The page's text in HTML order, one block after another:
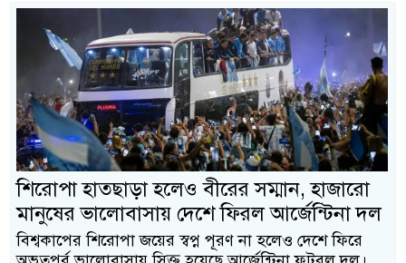
শিরোপা হাতছাড়া হলেও বীরের সম্মান, হাজারো
মানুষের ভালোবাসায় দেশে ফিরল আর্জেন্টিনা দল
বিশ্বকাপের শিরোপা জয়ের স্বপ্ন পূরণ না হলেও দেশে ফিরে